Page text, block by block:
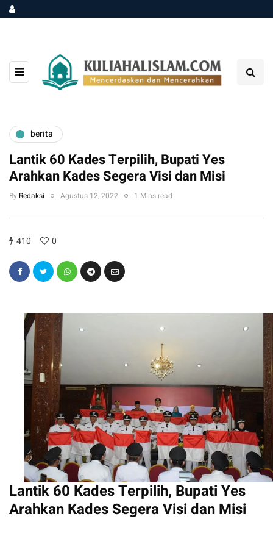
berita
Lantik 60 Kades Terpilih, Bupati Yes
Arahkan Kades Segera Visi dan Misi
By Redaksi Agustus 12, 2022 1 Mins read
410 0
Lantik 60 Kades Terpilih, Bupati Yes
Arahkan Kades Segera Visi dan Misi